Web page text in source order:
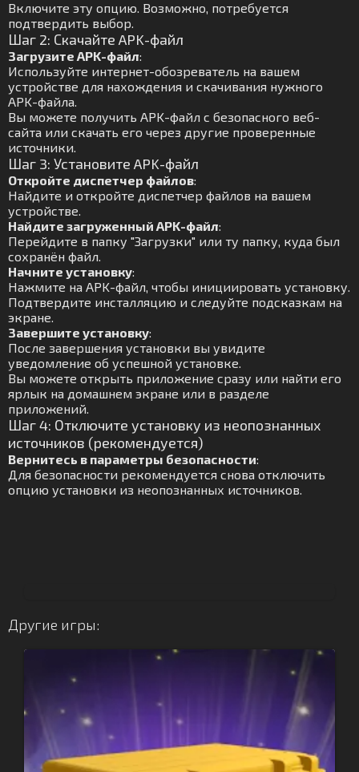
Включите эту опцию. Возможно, потребуется
подтвердить выбор.
Шаг 2: Скачайте APK-файл
Загрузите APK-файл:
Используйте интернет-обозреватель на вашем
устройстве для нахождения и скачивания нужного
APK-файла.
Вы можете получить APK-файл с безопасного веб-
сайта или скачать его через другие проверенные
источники.
Шаг 3: Установите APK-файл
Откройте диспетчер файлов:
Найдите и откройте диспетчер файлов на вашем
устройстве.
Найдите загруженный APK-файл:
Перейдите в папку "Загрузки" или ту папку, куда был
сохранён файл.
Начните установку:
Нажмите на APK-файл, чтобы инициировать установку.
Подтвердите инсталляцию и следуйте подсказкам на
экране.
Завершите установку:
После завершения установки вы увидите
уведомление об успешной установке.
Вы можете открыть приложение сразу или найти его
ярлык на домашнем экране или в разделе
приложений.
Шаг 4: Отключите установку из неопознанных
источников (рекомендуется)
Вернитесь в параметры безопасности:
Для безопасности рекомендуется снова отключить
опцию установки из неопознанных источников.
Другие игры: